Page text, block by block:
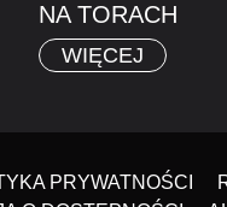
NA TORACH
WIĘCEJ
PRYWATNOŚCI